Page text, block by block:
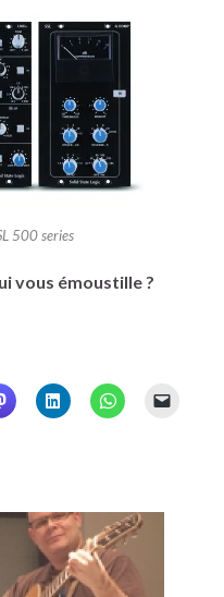
500 series
vous émoustille ?